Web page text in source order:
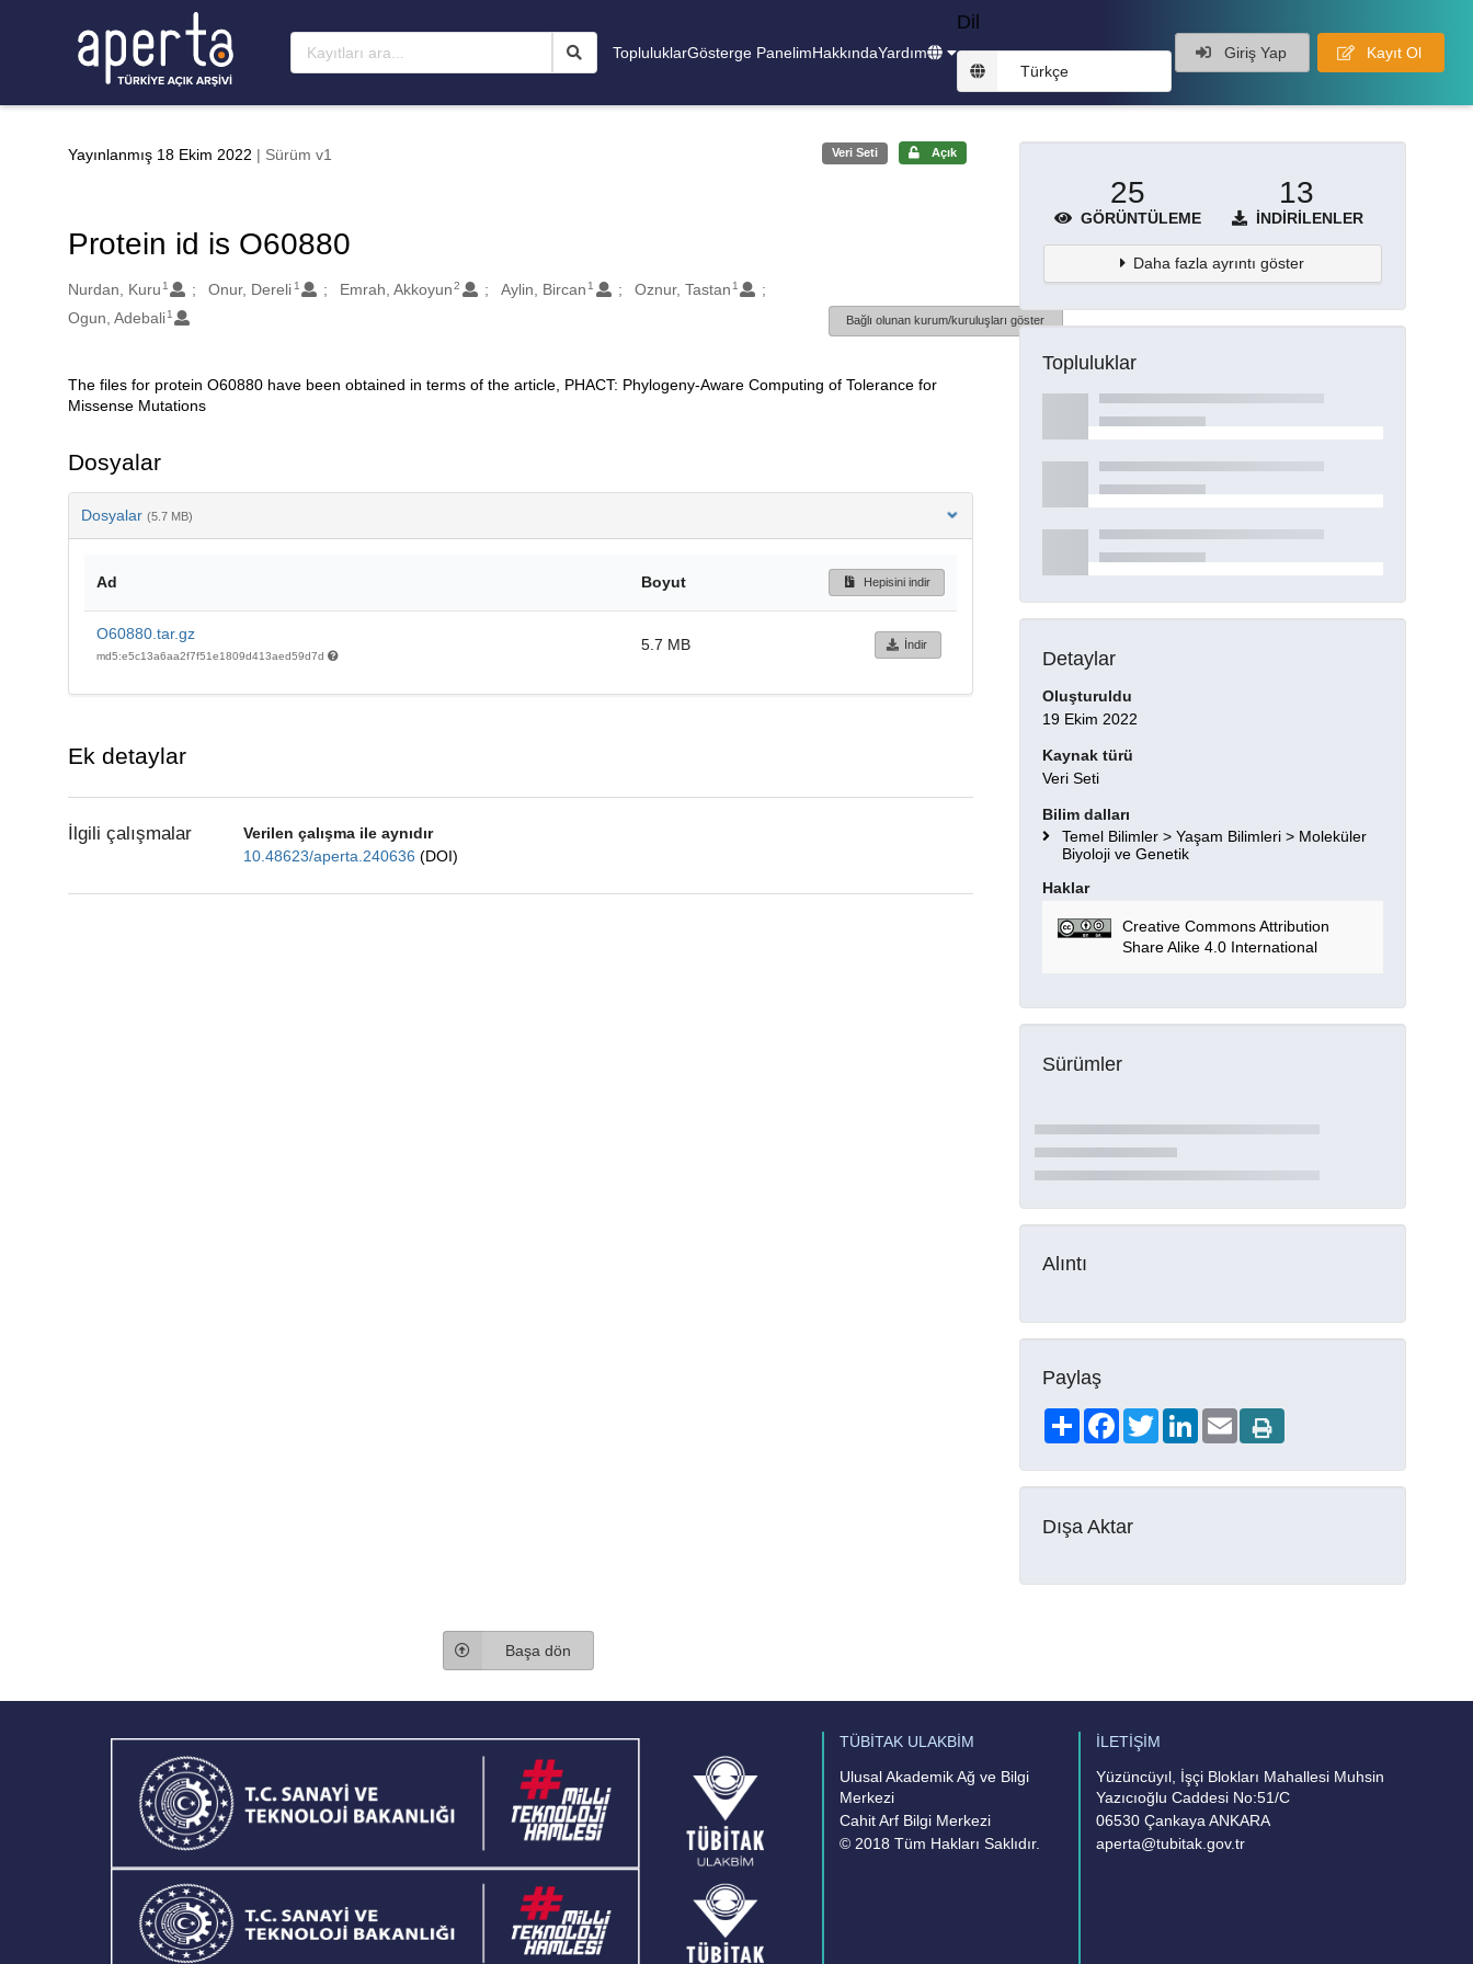
TopluluklarGösterge PanelimHakkındaYardım
Dil
Türkçe
Giriş Yap Kayıt Ol
Yayınlanmış 18 Ekim 2022 | Sürüm v1 Veri Seti Açık
Protein id is O60880
Oluşturanlar
Nurdan, Kuru 1 Onur, Dereli 1 Emrah, Akkoyun 2 Aylin, Bircan 1 Oznur, Tastan 1
Ogun, Adebali 1 Bağlı olunan kurum/kuruluşları göster
Açıklama
The files for protein O60880 have been obtained in terms of the article, PHACT: Phylogeny-Aware Computing of Tolerance for
Missense Mutations
Dosyalar
Dosyalar (5.7 MB)
Ad Boyut Hepisini indir
O60880.tar.gz
md5:e5c13a6aa2f7f51e1809d413aed59d7d
5.7 MB İndir
Ek detaylar
İlgili çalışmalar
Verilen çalışma ile aynıdır
10.48623/aperta.240636 (DOI)
25
GÖRÜNTÜLEME
13
İNDIRILENLER
Daha fazla ayrıntı göster
Topluluklar
Detaylar
Oluşturuldu
19 Ekim 2022
Kaynak türü
Veri Seti
Bilim dalları
Temel Bilimler > Yaşam Bilimleri > Moleküler
Biyoloji ve Genetik
Haklar
Creative Commons Attribution
Share Alike 4.0 International
Sürümler
Alıntı
Paylaş
ShareFacebookTwitterLinkedIn
Email
Dışa Aktar
Başa dön
TÜBİTAK ULAKBİM
Ulusal Akademik Ağ ve Bilgi
Merkezi
Cahit Arf Bilgi Merkezi
© 2018 Tüm Hakları Saklıdır.
İLETİŞİM
Yüzüncüyıl, İşçi Blokları Mahallesi Muhsin
Yazıcıoğlu Caddesi No:51/C
06530 Çankaya ANKARA
aperta@tubitak.gov.tr